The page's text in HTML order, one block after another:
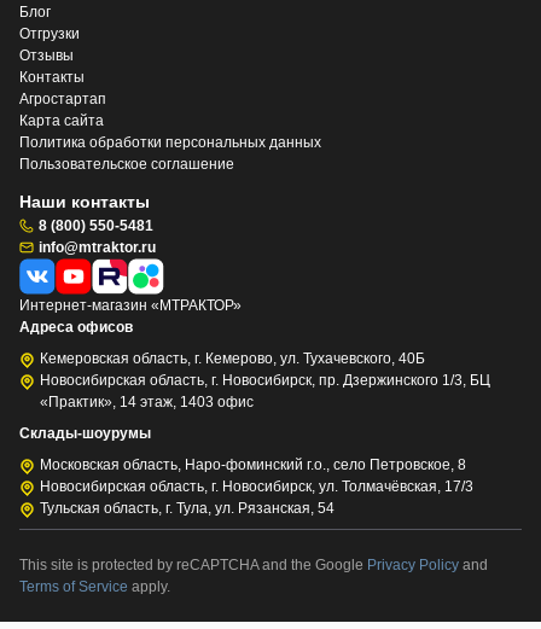
Блог
Отгрузки
Отзывы
Контакты
Агростартап
Карта сайта
Политика обработки персональных данных
Пользовательское соглашение
Наши контакты
8 (800) 550-5481
info@mtraktor.ru
Интернет-магазин «МТРАКТОР»
Адреса офисов
Кемеровская область, г. Кемерово, ул. Тухачевского, 40Б
Новосибирская область, г. Новосибирск, пр. Дзержинского 1/3, БЦ
«Практик», 14 этаж, 1403 офис
Склады-шоурумы
Московская область, Наро-фоминский г.о., село Петровское, 8
Новосибирская область, г. Новосибирск, ул. Толмачёвская, 17/3
Тульская область, г. Тула, ул. Рязанская, 54
This site is protected by reCAPTCHA and the Google Privacy Policy and
Terms of Service apply.